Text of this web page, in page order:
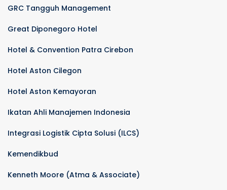
GRC Tangguh Management
Great Diponegoro Hotel
Hotel & Convention Patra Cirebon
Hotel Aston Cilegon
Hotel Aston Kemayoran
Ikatan Ahli Manajemen Indonesia
Integrasi Logistik Cipta Solusi (ILCS)
Kemendikbud
Kenneth Moore (Atma & Associate)